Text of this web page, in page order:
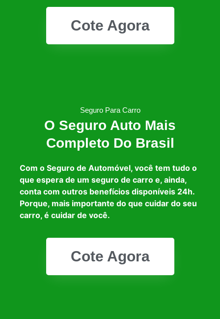
Cote Agora
Seguro Para Carro
O Seguro Auto Mais
Completo Do Brasil
Com o Seguro de Automóvel, você tem tudo o
que espera de um seguro de carro e, ainda,
conta com outros benefícios disponíveis 24h.
Porque, mais importante do que cuidar do seu
carro, é cuidar de você.
Cote Agora